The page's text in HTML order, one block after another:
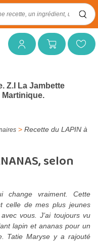
compteMon panierMes favoris
Z.I La Jambette
Martinique.
> Recette du LAPIN à
selon
change vraiment. Cette
celle de mes plus jeunes
vous. J’ai toujours vu
lapin et ananas pour un
Tatie Maryse y a rajouté